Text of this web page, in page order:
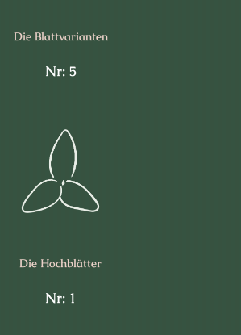
Die Blattvarianten
Nr: 5
Die Hochblätter
Nr: 1